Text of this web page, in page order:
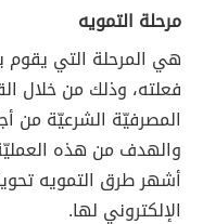
مرحلة التمويه
هي المرحلة التي يقوم
فعلته، وذلك من خلال
المصرفيّة الشرعيّة من
والهدف من هذه
أشهر طرق التمويه
الإلكتروني لها.